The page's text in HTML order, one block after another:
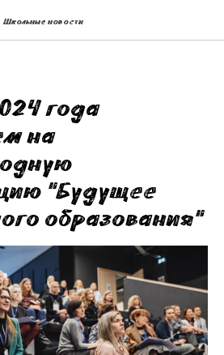
Школьные новости
года
на
"Будущее
образования"